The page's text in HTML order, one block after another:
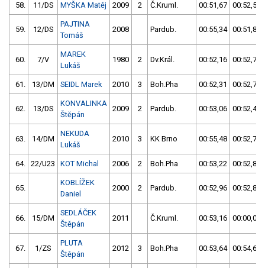
58. 11/DS MYŠKA Matěj 2009 2 Č.Kruml. 00:51,67 00:52,51
59. 12/DS
PAJTINA
Tomáš
2008 Pardub. 00:55,34 00:51,86
60. 7/V
MAREK
Lukáš
1980 2 Dv.Král. 00:52,16 00:52,74
61. 13/DM SEIDL Marek 2010 3 Boh.Pha 00:52,31 00:52,72
62. 13/DS
KONVALINKA
Štěpán
2009 2 Pardub. 00:53,06 00:52,44
63. 14/DM
NEKUDA
Lukáš
2010 3 KK Brno 00:55,48 00:52,73
64. 22/U23 KOT Michal 2006 2 Boh.Pha 00:53,22 00:52,80
65.
KOBLÍŽEK
Daniel
2000 2 Pardub. 00:52,96 00:52,86
66. 15/DM
SEDLÁČEK
Štěpán
2011 Č.Kruml. 00:53,16 00:00,00
67. 1/ZS
PLUTA
Štěpán
2012 3 Boh.Pha 00:53,64 00:54,68